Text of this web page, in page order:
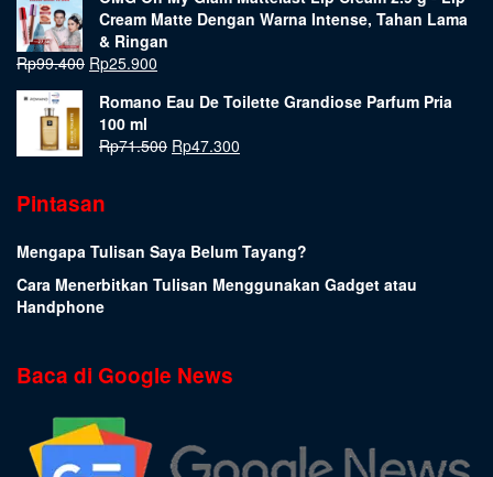
Cream Matte Dengan Warna Intense, Tahan Lama
& Ringan
Rp99.400 Rp25.900
Romano Eau De Toilette Grandiose Parfum Pria
100 ml
Rp71.500 Rp47.300
Pintasan
Mengapa Tulisan Saya Belum Tayang?
Cara Menerbitkan Tulisan Menggunakan Gadget atau
Handphone
Baca di Google News